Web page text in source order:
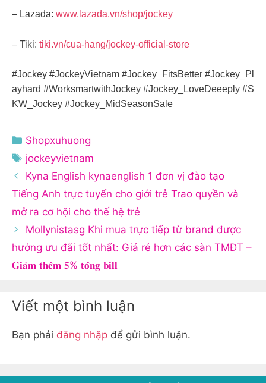
– Lazada: www.lazada.vn/shop/jockey
– Tiki: tiki.vn/cua-hang/jockey-official-store
#Jockey #JockeyVietnam #Jockey_FitsBetter #Jockey_Pl
ayhard #WorksmartwithJockey #Jockey_LoveDeeeply #S
KW_Jockey #Jockey_MidSeasonSale
Danh
mục
Shopxuhuong
Thẻ
jockeyvietnam
Kyna English kynaenglish 1 đơn vị đào tạo
Tiếng Anh trực tuyến cho giới trẻ Trao quyền và
mở ra cơ hội cho thế hệ trẻ
Mollynistasg Khi mua trực tiếp từ brand được
hưởng ưu đãi tốt nhất: Giá rẻ hơn các sàn TMĐT –
𝐆𝐢𝐚̉𝐦 𝐭𝐡𝐞̂𝐦 𝟓% 𝐭𝐨̂̉𝐧𝐠 𝐛𝐢𝐥𝐥
Viết một bình luận
Bạn phải đăng nhập để gửi bình luận.